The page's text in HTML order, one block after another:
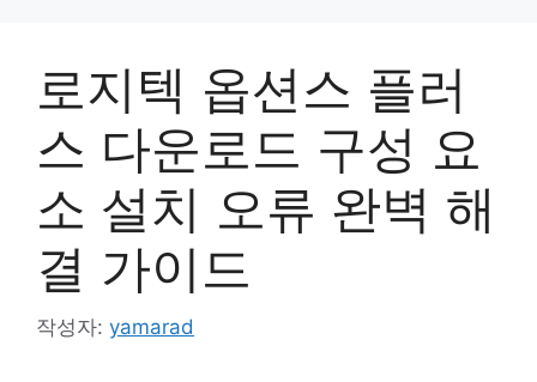
로지텍 옵션스 플러
스 다운로드 구성 요
소 설치 오류 완벽 해
결 가이드
작성자: yamarad